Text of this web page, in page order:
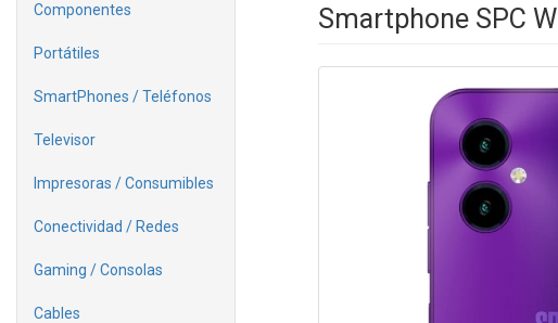
Componentes
Portátiles
SmartPhones / Teléfonos
Televisor
Impresoras / Consumibles
Conectividad / Redes
Gaming / Consolas
Cables
Smartphone SPC